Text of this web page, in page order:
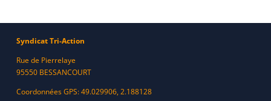
Syndicat Tri-Action
Rue de Pierrelaye
95550 BESSANCOURT
Coordonnées GPS: 49.029906, 2.188128